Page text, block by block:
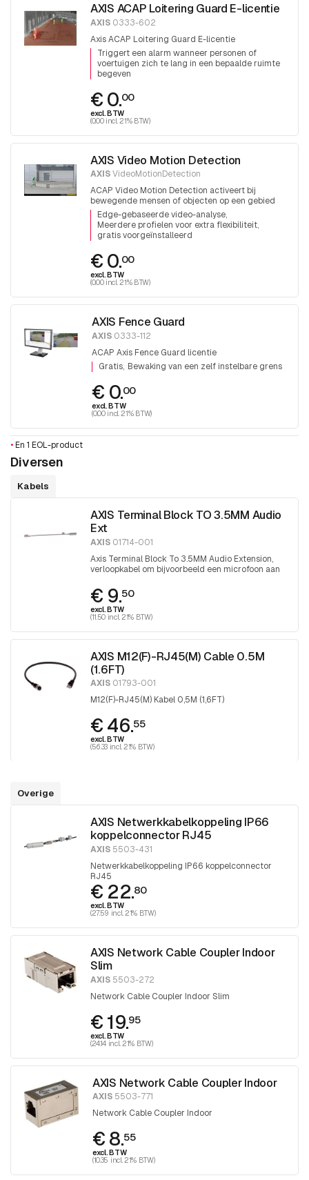
AXIS ACAP Loitering Guard E-licentie
AXIS 0333-602
Axis ACAP Loitering Guard E-licentie
Triggert een alarm wanneer personen of
voertuigen zich te lang in een bepaalde ruimte
begeven
€ 0.00
excl. BTW
(0.00 incl. 21% BTW)
AXIS Video Motion Detection
AXISVideoMotionDetection
ACAP Video Motion Detection activeert bij
bewegende mensen of objecten op een gebied
Edge-gebaseerde video-analyse
Meerdere profielen voor extra flexibiliteit
gratis voorgeïnstalleerd
€ 0.00
excl. BTW
(0.00 incl. 21% BTW)
AXIS Fence Guard
AXIS 0333-112
ACAP Axis Fence Guard licentie
Gratis Bewaking van een zelf instelbare grens
€ 0.00
excl. BTW
(0.00 incl. 21% BTW)
• En 1 EOL-product
Diversen
Kabels
AXIS Terminal Block TO 3.5MM Audio
Ext
AXIS 01714-001
Axis Terminal Block To 3.5MM Audio Extension,
verloopkabel om bijvoorbeeld een microfoon aan
€ 9.50
excl. BTW
(11.50 incl. 21% BTW)
AXIS M12(F)-RJ45(M) Cable 0.5M
(1.6FT)
AXIS 01793-001
M12(F)-RJ45(M) Kabel 0,5M (1,6FT)
€ 46.55
excl. BTW
(56.33 incl. 21% BTW)
Overige
AXIS Netwerkkabelkoppeling IP66
koppelconnector RJ45
AXIS 5503-431
Netwerkkabelkoppeling IP66 koppelconnector
RJ45
€ 22.80
excl. BTW
(27.59 incl. 21% BTW)
AXIS Network Cable Coupler Indoor
Slim
AXIS 5503-272
Network Cable Coupler Indoor Slim
€ 19.95
excl. BTW
(24.14 incl. 21% BTW)
AXIS Network Cable Coupler Indoor
AXIS 5503-771
Network Cable Coupler Indoor
€ 8.55
excl. BTW
(10.35 incl. 21% BTW)